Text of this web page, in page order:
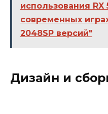
использования RX
современных
2048SP версий"
Дизайн и